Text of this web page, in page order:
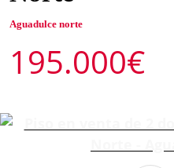
Aguadulce norte
195.000€